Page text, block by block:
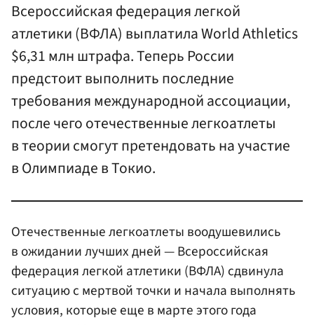
Всероссийская федерация легкой
атлетики (ВФЛА) выплатила World Athletics
$6,31 млн штрафа. Теперь России
предстоит выполнить последние
требования международной ассоциации,
после чего отечественные легкоатлеты
в теории смогут претендовать на участие
в Олимпиаде в Токио.
Отечественные легкоатлеты воодушевились
в ожидании лучших дней — Всероссийская
федерация легкой атлетики (ВФЛА) сдвинула
ситуацию с мертвой точки и начала выполнять
условия, которые еще в марте этого года